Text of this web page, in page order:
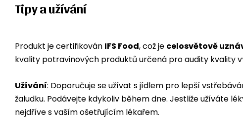
Tipy a užívání
Produkt je certifikován IFS Food, což je celosvětově
kvality potravinových produktů určená pro audity kvality
Užívání: Doporučuje se užívat s jídlem pro lepší
žaludku. Podávejte kdykoliv během dne. Jestliže užíváte
nejdříve s vaším ošetřujícím lékařem.